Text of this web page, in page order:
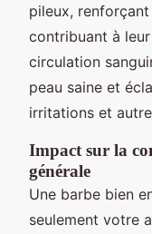
pileux,
contribuant à
circulation
peau saine et
irritations et
Impact sur la
générale
Une barbe bien
seulement votre